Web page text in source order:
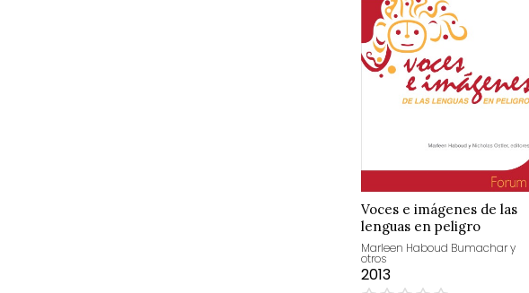
Voces e imágenes de las
lenguas en peligro
Marleen Haboud Bumachar y
otros
2013